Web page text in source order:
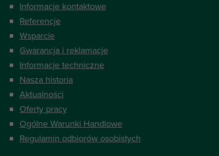
Informacje kontaktowe
Referencje
Wsparcie
Gwarancja i reklamacje
Informacje techniczne
Nasza historia
Aktualności
Oferty pracy
Ogólne Warunki Handlowe
Regulamin odbiorów osobistych